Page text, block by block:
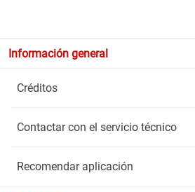
Información general
Créditos
Contactar con el servicio técnico
Recomendar aplicación